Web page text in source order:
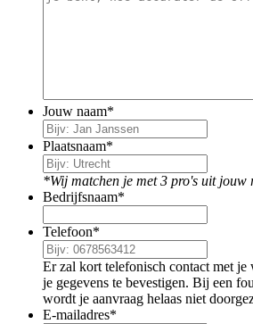
Jouw naam*
Plaatsnaam*
*Wij matchen je met 3 pro's uit jouw
Bedrijfsnaam*
Telefoon*
Er zal kort telefonisch contact met je
je gegevens te bevestigen. Bij een
wordt je aanvraag helaas niet
E-mailadres*